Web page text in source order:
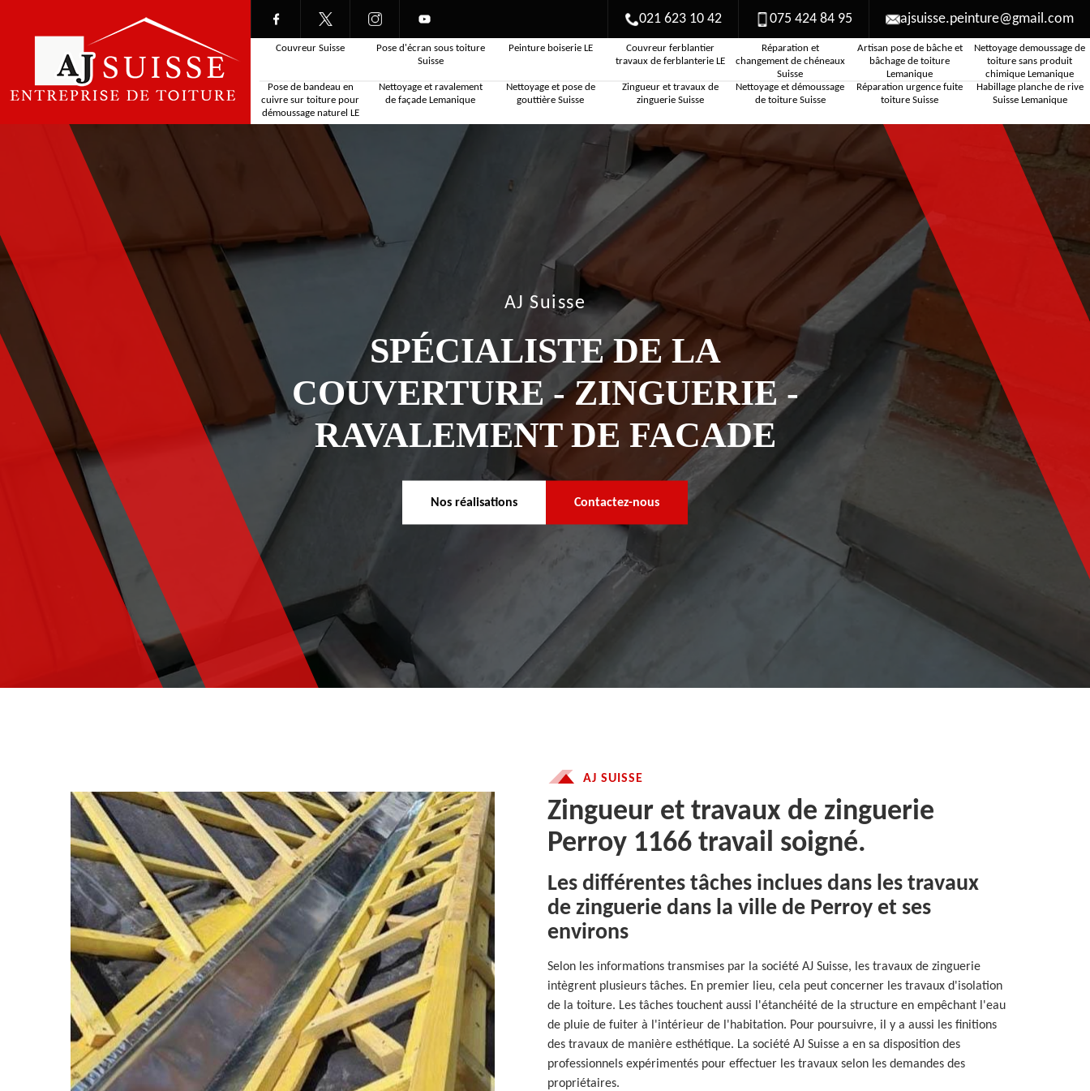
021 623 10 42 075 424 84 95 ajsuisse.peinture@gmail.com
Couvreur Suisse
Pose d'écran sous toiture
Suisse
Peinture boiserie LE
Couvreur ferblantier
travaux de ferblanterie LE
Réparation et
changement de chéneaux
Suisse
Artisan pose de bâche et
bâchage de toiture
Lemanique
Nettoyage demoussage de
toiture sans produit
chimique Lemanique
Pose de bandeau en
cuivre sur toiture pour
démoussage naturel LE
Nettoyage et ravalement
de façade Lemanique
Nettoyage et pose de
gouttière Suisse
Zingueur et travaux de
zinguerie Suisse
Nettoyage et démoussage
de toiture Suisse
Réparation urgence fuite
toiture Suisse
Habillage planche de rive
Suisse Lemanique
AJ Suisse
SPÉCIALISTE DE LA
COUVERTURE - ZINGUERIE -
RAVALEMENT DE FACADE
Nos réalisations Contactez-nous
AJ SUISSE
Zingueur et travaux de zinguerie
Perroy 1166 travail soigné.
Les différentes tâches inclues dans les travaux
de zinguerie dans la ville de Perroy et ses
environs
Selon les informations transmises par la société AJ Suisse, les travaux de zinguerie
intègrent plusieurs tâches. En premier lieu, cela peut concerner les travaux d'isolation
de la toiture. Les tâches touchent aussi l'étanchéité de la structure en empêchant l'eau
de pluie de fuiter à l'intérieur de l'habitation. Pour poursuivre, il y a aussi les finitions
des travaux de manière esthétique. La société AJ Suisse a en sa disposition des
professionnels expérimentés pour effectuer les travaux selon les demandes des
propriétaires.